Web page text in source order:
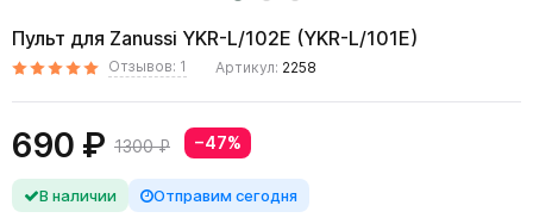
Пульт для Zanussi YKR-L/102E (YKR-L/101E)
Отзывов: 1 Артикул: 2258
690 ₽ 1300 ₽ −47%
В наличии Отправим сегодня